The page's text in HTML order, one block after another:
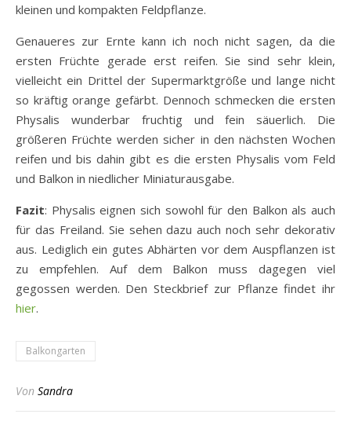
kleinen und kompakten Feldpflanze.
Genaueres zur Ernte kann ich noch nicht sagen, da die
ersten Früchte gerade erst reifen. Sie sind sehr klein,
vielleicht ein Drittel der Supermarktgröße und lange nicht
so kräftig orange gefärbt. Dennoch schmecken die ersten
Physalis wunderbar fruchtig und fein säuerlich. Die
größeren Früchte werden sicher in den nächsten Wochen
reifen und bis dahin gibt es die ersten Physalis vom Feld
und Balkon in niedlicher Miniaturausgabe.
Fazit: Physalis eignen sich sowohl für den Balkon als auch
für das Freiland. Sie sehen dazu auch noch sehr dekorativ
aus. Lediglich ein gutes Abhärten vor dem Auspflanzen ist
zu empfehlen. Auf dem Balkon muss dagegen viel
gegossen werden. Den Steckbrief zur Pflanze findet ihr
hier.
Balkongarten
Von Sandra